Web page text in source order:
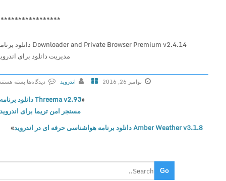
******************
Downloader and Private Browser Premium v2.4.14 دانلود برنامه
مدیریت دانلود برای اندروید
نوامبر 26, 2016 اندروید
دیدگاه‌ها
ر
ا
ی
w
بسته هستند
Threema v2.93 دانلود برنامه
مسنجر امن تریما برای اندروید
Amber Weather v3.1.8 دانلود برنامه هواشناسی حرفه ای در اندروید
»